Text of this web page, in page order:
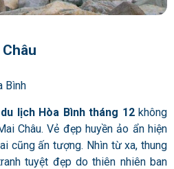
Bình
du lịch Hòa Bình tháng 12 không
Châu. Vẻ đẹp huyền ảo ẩn hiện
cũng ấn tượng. Nhìn từ xa, thung
tuyệt đẹp do thiên nhiên ban